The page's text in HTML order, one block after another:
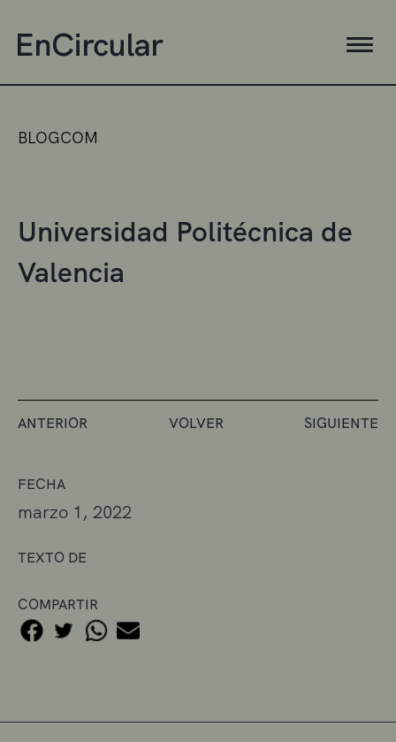
FECHA
marzo 1, 2022
TEXTO DE
COMPARTIR
BLOGCOM
Universidad Politécnica de
Valencia
ANTERIOR VOLVER SIGUIENTE